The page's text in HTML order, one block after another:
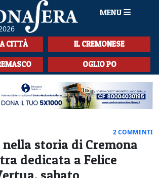
MENU
CITTÀ IL CREMONESE
OGLIO PO
2 COMMENTI
storia di Cremona
dedicata a Felice
sabato